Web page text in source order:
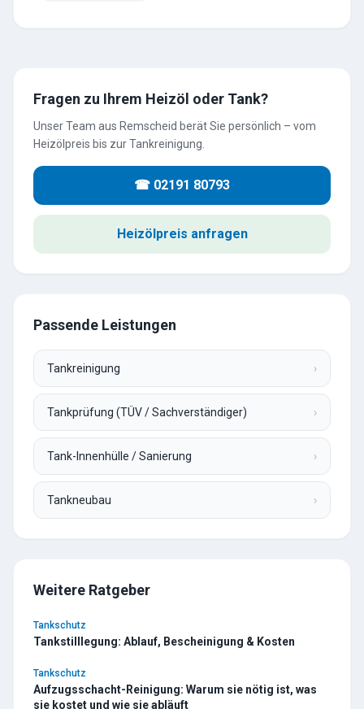
Fragen zu Ihrem Heizöl oder Tank?
Unser Team aus Remscheid berät Sie persönlich – vom
Heizölpreis bis zur Tankreinigung.
☎ 02191 80793
Heizölpreis anfragen
Passende Leistungen
Tankreinigung ›
Tankprüfung (TÜV / Sachverständiger) ›
Tank-Innenhülle / Sanierung ›
Tankneubau ›
Weitere Ratgeber
Tankschutz
Tankstilllegung: Ablauf, Bescheinigung & Kosten
Tankschutz
Aufzugsschacht-Reinigung: Warum sie nötig ist, was
sie kostet und wie sie abläuft